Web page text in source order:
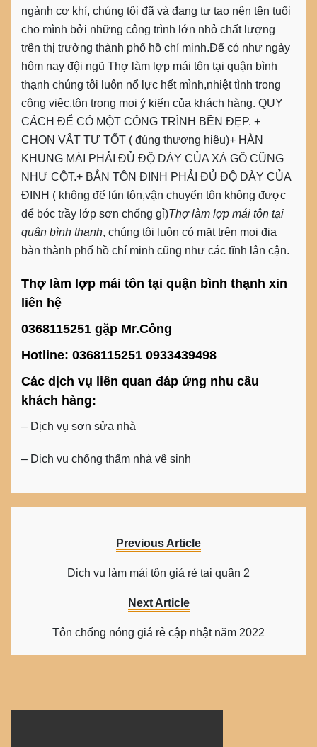
ngành cơ khí, chúng tôi đã và đang tự tạo nên tên tuổi
cho mình bởi những công trình lớn nhỏ chất lượng
trên thị trường thành phố hồ chí minh.Để có như ngày
hôm nay đội ngũ Thợ làm lợp mái tôn tại quận bình
thạnh chúng tôi luôn nổ lực hết mình,nhiệt tình trong
công việc,tôn trọng mọi ý kiến của khách hàng. QUY
CÁCH ĐỂ CÓ MỘT CÔNG TRÌNH BỀN ĐẸP. +
CHỌN VẬT TƯ TỐT ( đúng thương hiệu)+ HÀN
KHUNG MÁI PHẢI ĐỦ ĐỘ DÀY CỦA XÀ GỒ CŨNG
NHƯ CỘT.+ BẮN TÔN ĐINH PHẢI ĐỦ ĐỘ DÀY CỦA
ĐINH ( không để lún tôn,vận chuyển tôn không được
để bóc trầy lớp sơn chống gỉ)Thợ làm lợp mái tôn tại
quận bình thạnh, chúng tôi luôn có mặt trên mọi địa
bàn thành phố hồ chí minh cũng như các tĩnh lân cận.
Thợ làm lợp mái tôn tại quận bình thạnh xin
liên hệ
0368115251 gặp Mr.Công
Hotline: 0368115251 0933439498
Các dịch vụ liên quan đáp ứng nhu cầu
khách hàng:
– Dịch vụ sơn sửa nhà
– Dịch vụ chống thấm nhà vệ sinh
Previous Article
Dịch vụ làm mái tôn giá rẻ tại quận 2
Next Article
Tôn chống nóng giá rẻ cập nhật năm 2022